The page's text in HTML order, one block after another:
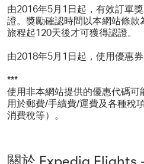
由2016年5月1日起，有效訂單
證。獎勵確認時間以本網站條
旅程起120天後才可獲得認證。
由2018年5月1日起，使用優惠
***
使用非本網站提供的優惠代碼
用於郵費/手續費/運費及各種稅
消費稅等）。